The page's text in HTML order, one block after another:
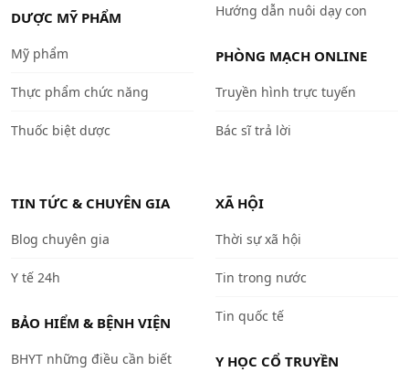
DƯỢC MỸ PHẨM
Mỹ phẩm
Thực phẩm chức năng
Thuốc biệt dược
Hướng dẫn nuôi dạy con
PHÒNG MẠCH ONLINE
Truyền hình trực tuyến
Bác sĩ trả lời
TIN TỨC & CHUYÊN GIA
Blog chuyên gia
Y tế 24h
BẢO HIỂM & BỆNH VIỆN
BHYT những điều cần biết
XÃ HỘI
Thời sự xã hội
Tin trong nước
Tin quốc tế
Y HỌC CỔ TRUYỀN